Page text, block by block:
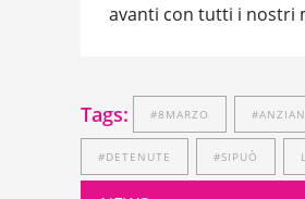
avanti con tutti i nostri
Tags: #8MARZO
#DETENUTE #SIPUÒ